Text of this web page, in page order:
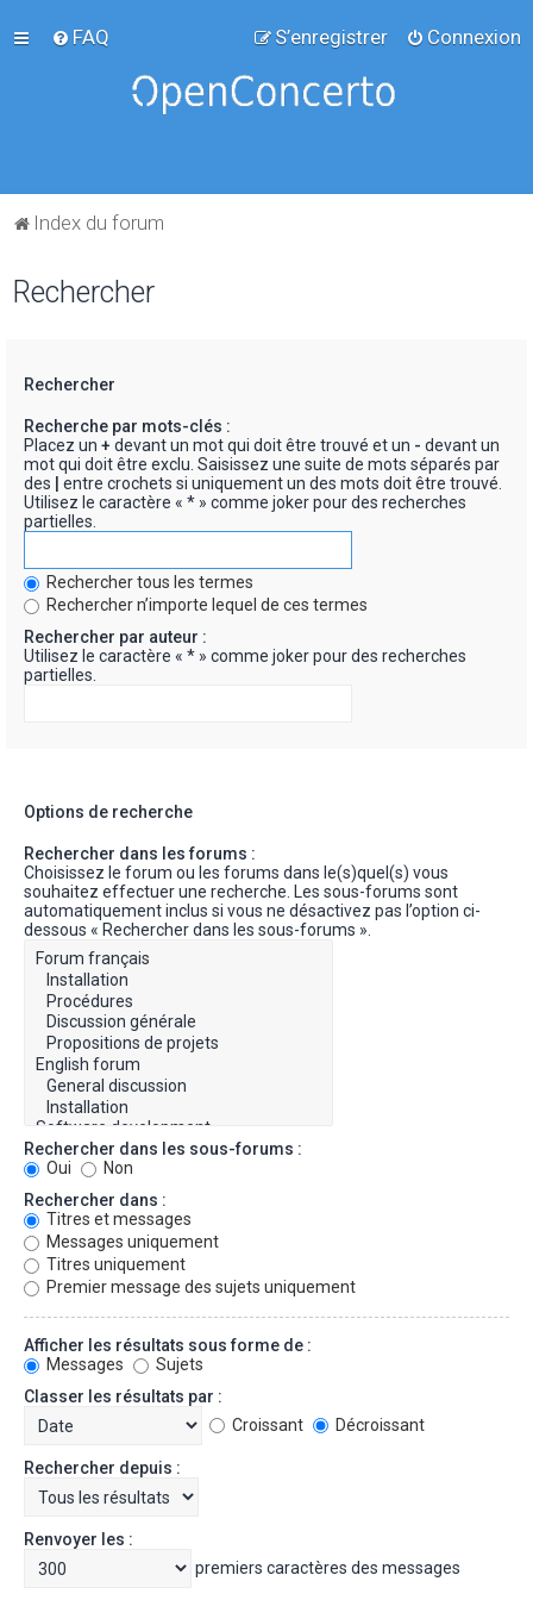
FAQ Connexion
S’enregistrer
Index du forum
Rechercher
Rechercher
Recherche par mots-clés :
Placez un + devant un mot qui doit être trouvé et un - devant un
mot qui doit être exclu. Saisissez une suite de mots séparés par
des
entre crochets si uniquement un des mots doit être trouvé.
Utilisez le caractère « * » comme joker pour des recherches
partielles.
Rechercher tous les termes
Rechercher n’importe lequel de ces termes
Rechercher par auteur :
Utilisez le caractère « * » comme joker pour des recherches
partielles.
Options de recherche
Rechercher dans les forums :
Choisissez le forum ou les forums dans le(s)quel(s) vous
souhaitez effectuer une recherche. Les sous-forums sont
automatiquement inclus si vous ne désactivez pas l’option ci-
dessous « Rechercher dans les sous-forums ».
Rechercher dans les sous-forums :
Oui
Non
Rechercher dans :
Titres et messages
Messages uniquement
Titres uniquement
Premier message des sujets uniquement
Afficher les résultats sous forme de :
Messages
Sujets
Classer les résultats par :
Croissant
Décroissant
Rechercher depuis :
Renvoyer les :
premiers caractères des messages